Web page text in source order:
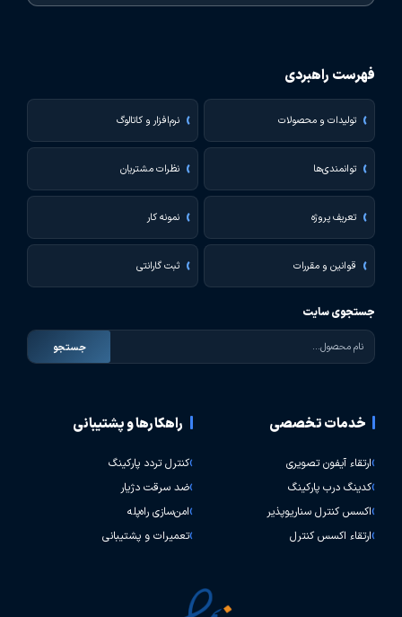
فهرست راهبردی
تولیدات و محصولات نرم‌افزار و کاتالوگ
توانمندی‌ها نظرات مشتریان
تعریف پروژه نمونه کار
قوانین و مقررات ثبت گارانتی
جستجوی سایت
جستجو
خدمات تخصصی
ارتقاء آیفون تصویری
کدینگ درب پارکینگ
اکسس کنترل سناریوپذیر
ارتقاء اکسس کنترل
راهکارها و پشتیبانی
کنترل تردد پارکینگ
ضد سرقت دژیار
امن‌سازی راه‌پله
تعمیرات و پشتیبانی